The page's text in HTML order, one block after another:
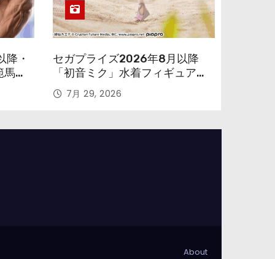
・
勇
セガプライズ2026年8月以降
「初音ミク」水着フィギュアが
色味を変えて再登場！
7月 29, 2026
About